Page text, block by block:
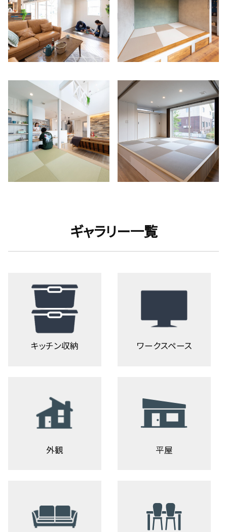
ギャラリー一覧
キッチン収納 ワークスペース
外観 平屋